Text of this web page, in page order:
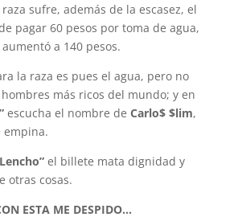
sufre, además de la escasez, el
pagar 60 pesos por toma de agua,
a 140 pesos.
la raza es pues el agua, pero no
más ricos del mundo; y en
escucha el nombre de Carlo$ $lim,
empina.
el billete mata dignidad y
otras cosas.
ESTA ME DESPIDO…